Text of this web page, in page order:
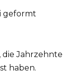
geformt
Jahrzehnte
haben.